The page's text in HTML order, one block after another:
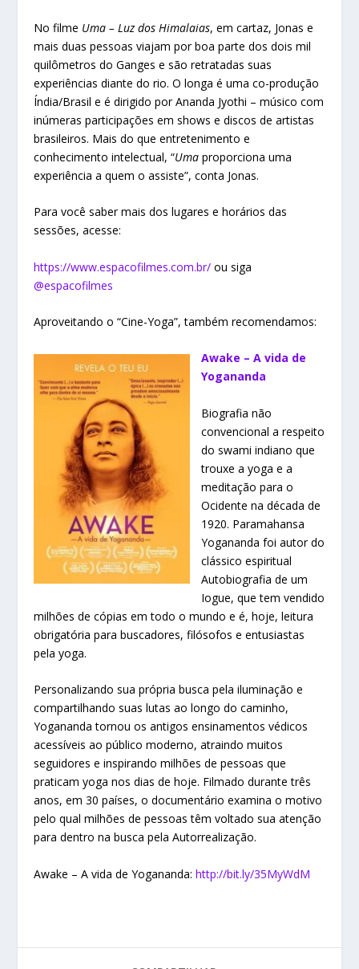
No filme Uma – Luz dos Himalaias, em cartaz, Jonas e
mais duas pessoas viajam por boa parte dos dois mil
quilômetros do Ganges e são retratadas suas
experiências diante do rio. O longa é uma co-produção
Índia/Brasil e é dirigido por Ananda Jyothi – músico com
inúmeras participações em shows e discos de artistas
brasileiros. Mais do que entretenimento e
conhecimento intelectual, “Uma proporciona uma
experiência a quem o assiste”, conta Jonas.
Para você saber mais dos lugares e horários das
sessões, acesse:
https://www.espacofilmes.com.br/ ou siga
@espacofilmes
Aproveitando o “Cine-Yoga”, também recomendamos:
Awake – A vida de
Yogananda
Biografia não
convencional a respeito
do swami indiano que
trouxe a yoga e a
meditação para o
Ocidente na década de
1920. Paramahansa
Yogananda foi autor do
clássico espiritual
Autobiografia de um
Iogue, que tem vendido
milhões de cópias em todo o mundo e é, hoje, leitura
obrigatória para buscadores, filósofos e entusiastas
pela yoga.
Personalizando sua própria busca pela iluminação e
compartilhando suas lutas ao longo do caminho,
Yogananda tornou os antigos ensinamentos védicos
acessíveis ao público moderno, atraindo muitos
seguidores e inspirando milhões de pessoas que
praticam yoga nos dias de hoje. Filmado durante três
anos, em 30 países, o documentário examina o motivo
pelo qual milhões de pessoas têm voltado sua atenção
para dentro na busca pela Autorrealização.
Awake – A vida de Yogananda:http://bit.ly/35MyWdM